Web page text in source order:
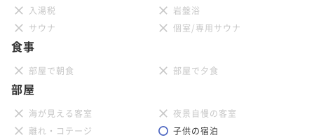
入湯税
岩盤浴
サウナ
個室/専用サウナ
食事
部屋で朝食 部屋で夕食
部屋
海が見える客室
夜景自慢の客室
離れ・コテージ
子供の宿泊